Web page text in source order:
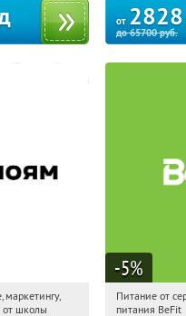
от 2828
до65700руб.
Получи первым!
маркетингу,
от школы
-5%
17:38:08
Питание от
питания BeFit